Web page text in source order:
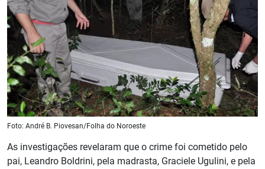
Foto: André B. Piovesan/Folha do Noroeste
As investigações revelaram que o crime foi cometido pelo
pai, Leandro Boldrini, pela madrasta, Graciele Ugulini, e pela